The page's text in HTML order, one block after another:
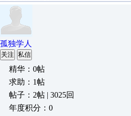
孤独学人
关注 私信
精华：0帖
求助：1帖
帖子：2帖 | 3025回
年度积分：0